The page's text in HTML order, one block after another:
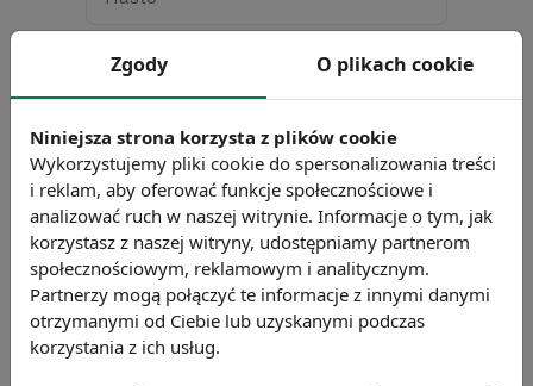
Nie pamiętasz hasła?Przypomnij
hasło
Nie masz konta? Załóż darmowe konto
Zgody O plikach cookie
Niniejsza strona korzysta z plików cookie
Wykorzystujemy pliki cookie do spersonalizowania treści
i reklam, aby oferować funkcje społecznościowe i
analizować ruch w naszej witrynie. Informacje o tym, jak
korzystasz z naszej witryny, udostępniamy partnerom
społecznościowym, reklamowym i analitycznym.
Partnerzy mogą połączyć te informacje z innymi danymi
otrzymanymi od Ciebie lub uzyskanymi podczas
korzystania z ich usług.